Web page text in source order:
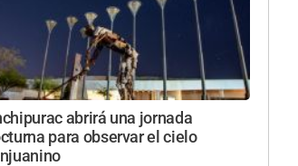
abrirá una jornada
para observar el cielo